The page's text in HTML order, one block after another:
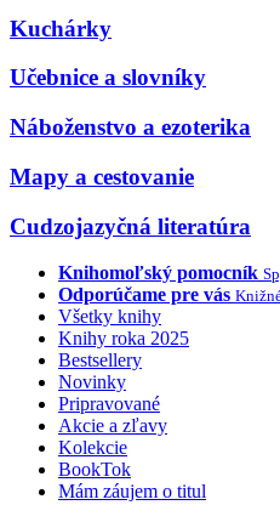
Kuchárky
Učebnice a slovníky
Náboženstvo a ezoterika
Mapy a cestovanie
Cudzojazyčná literatúra
Knihomoľský pomocník
Odporúčame pre vás
Všetky knihy
Knihy roka 2025
Bestsellery
Novinky
Pripravované
Akcie a zľavy
Kolekcie
BookTok
Mám záujem o titul